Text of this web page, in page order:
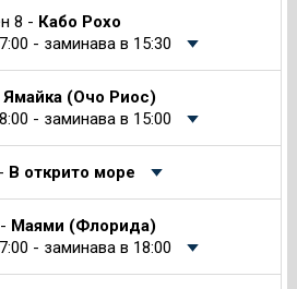
8 - Кабо Рохо
- заминава в 15:30
Ямайка (Очо Риос)
- заминава в 15:00
В открито море
Маями (Флорида)
- заминава в 18:00